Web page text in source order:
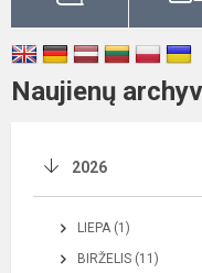
Naujienų
2026
LIEPA (1)
BIRŽELIS (11)